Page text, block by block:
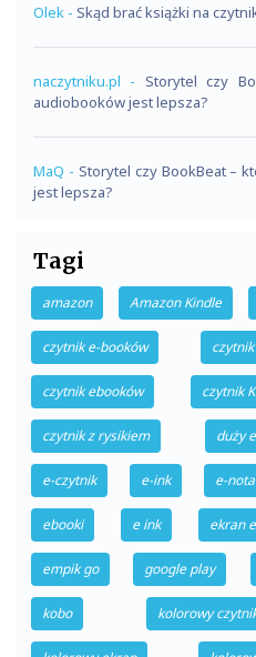
Olek - Skąd brać książki na
naczytniku.pl - Storytel czy
audiobooków jest lepsza?
MaQ - Storytel czy BookBeat –
jest lepsza?
Tagi
amazon Amazon Kindle
czytnik e-booków
czytnik ebooków czytnik
czytnik z rysikiem duży
e-czytnik e-ink e-
ebooki e ink ekran
empik go google play
kobo kolorowy